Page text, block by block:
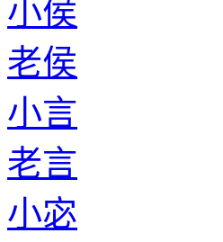
小侯
老侯
小言
老言
小宓